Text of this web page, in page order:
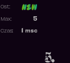
5.
Ost:
5
Max:
msc
Czas: